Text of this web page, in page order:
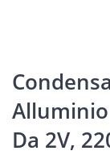
Da 2V,